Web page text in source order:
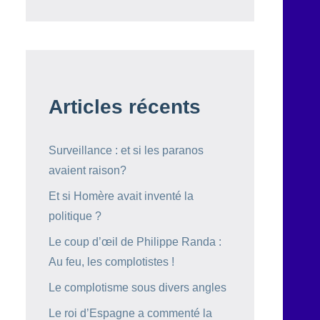
Articles récents
Surveillance : et si les paranos
avaient raison?
Et si Homère avait inventé la
politique ?
Le coup d’œil de Philippe Randa :
Au feu, les complotistes !
Le complotisme sous divers angles
Le roi d’Espagne a commenté la